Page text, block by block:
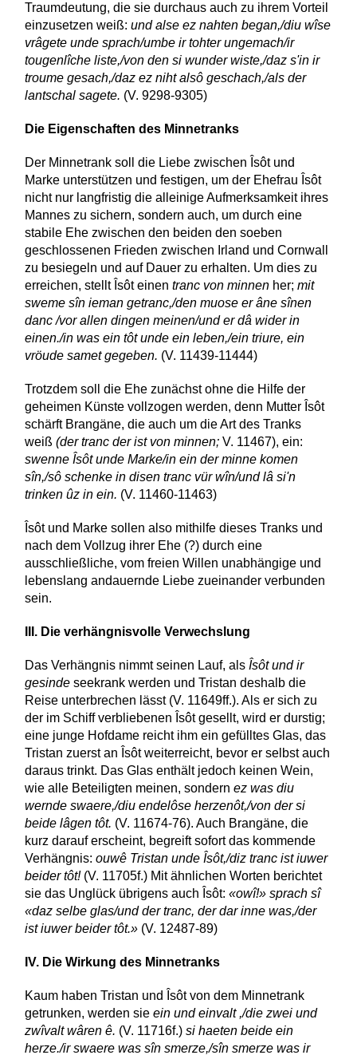
Traumdeutung, die sie durchaus auch zu ihrem Vorteil
einzusetzen weiß:und alse ez nahten began,/diu wîse
vrâgete unde sprach/umbe ir tohter ungemach/ir
tougenlîche liste,/von den si wunder wiste,/daz s'in ir
troume gesach,/daz ez niht alsô geschach,/als der
lantschal sagete. (V. 9298-9305)
Die Eigenschaften des Minnetranks
Der Minnetrank soll die Liebe zwischen Îsôt und
Marke unterstützen und festigen, um der Ehefrau Îsôt
nicht nur langfristig die alleinige Aufmerksamkeit ihres
Mannes zu sichern, sondern auch, um durch eine
stabile Ehe zwischen den beiden den soeben
geschlossenen Frieden zwischen Irland und Cornwall
zu besiegeln und auf Dauer zu erhalten. Um dies zu
erreichen, stellt Îsôt einentranc von minnen her; mit
sweme sîn ieman getranc,/den muose er âne sînen
danc /vor allen dingen meinen/und er dâ wider in
einen./in was ein tôt unde ein leben,/ein triure, ein
vröude samet gegeben. (V. 11439-11444)
Trotzdem soll die Ehe zunächst ohne die Hilfe der
geheimen Künste vollzogen werden, denn Mutter Îsôt
schärft Brangäne, die auch um die Art des Tranks
weiß(der tranc der ist von minnen; V. 11467), ein:
swenne Îsôt unde Marke/in ein der minne komen
sîn,/sô schenke in disen tranc vür wîn/und lâ si'n
trinken ûz in ein. (V. 11460-11463)
Îsôt und Marke sollen also mithilfe dieses Tranks und
nach dem Vollzug ihrer Ehe (?) durch eine
ausschließliche, vom freien Willen unabhängige und
lebenslang andauernde Liebe zueinander verbunden
sein.
III. Die verhängnisvolle Verwechslung
Das Verhängnis nimmt seinen Lauf, alsÎsôt und ir
gesinde seekrank werden und Tristan deshalb die
Reise unterbrechen lässt (V. 11649ff.). Als er sich zu
der im Schiff verbliebenen Îsôt gesellt, wird er durstig;
eine junge Hofdame reicht ihm ein gefülltes Glas, das
Tristan zuerst an Îsôt weiterreicht, bevor er selbst auch
daraus trinkt. Das Glas enthält jedoch keinen Wein,
wie alle Beteiligten meinen, sondernez was diu
wernde swaere,/diu endelôse herzenôt,/von der si
beide lâgen tôt. (V. 11674-76). Auch Brangäne, die
kurz darauf erscheint, begreift sofort das kommende
Verhängnis:ouwê Tristan unde Îsôt,/diz tranc ist iuwer
beider tôt! (V. 11705f.) Mit ähnlichen Worten berichtet
sie das Unglück übrigens auch Îsôt:«owî!» sprach sî
«daz selbe glas/und der tranc, der dar inne was,/der
ist iuwer beider tôt.» (V. 12487-89)
IV. Die Wirkung des Minnetranks
Kaum haben Tristan und Îsôt von dem Minnetrank
getrunken, werden sieein und einvalt ,/die zwei und
zwîvalt wâren ê. (V. 11716f.)si haeten beide ein
herze./ir swaere was sîn smerze,/sîn smerze was ir